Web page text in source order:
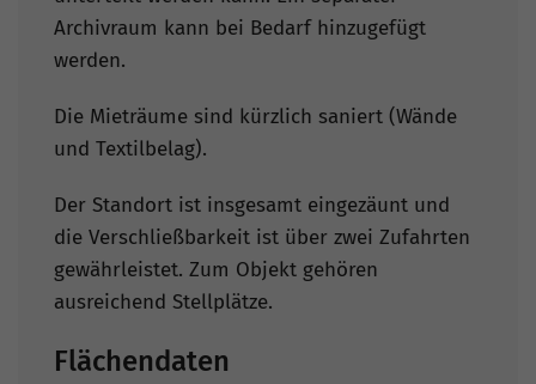
Archivraum kann bei Bedarf hinzugefügt
werden.
Die Mieträume sind kürzlich saniert (Wände
und Textilbelag).
Der Standort ist insgesamt eingezäunt und
die Verschließbarkeit ist über zwei Zufahrten
gewährleistet. Zum Objekt gehören
ausreichend Stellplätze.
Flächendaten